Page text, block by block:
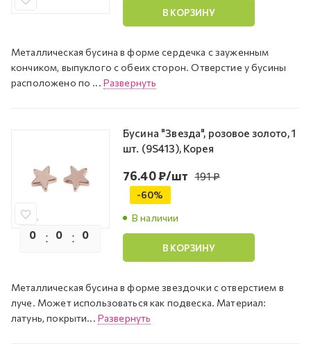
В КОРЗИНУ
Металлическая бусина в форме сердечка с зауженным
кончиком, выпуклого с обеих сторон. Отверстие у бусины
расположено по ... Развернуть
0 0 0
Бусина "Звезда", розовое золото, 1
шт. (9S413), Корея
В наличии
76.40₽/шт 191₽
-60%
В КОРЗИНУ
Металлическая бусина в форме звездочки с отверстием в
луче. Может использоваться как подвеска. Материал:
латунь, покрыти... Развернуть